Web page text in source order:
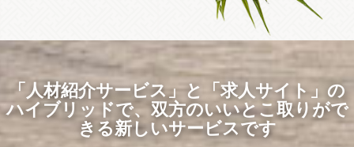
「人材紹介サービス」と「求人サイト」の
ハイブリッドで、双方のいいとこ取りがで
きる新しいサービスです